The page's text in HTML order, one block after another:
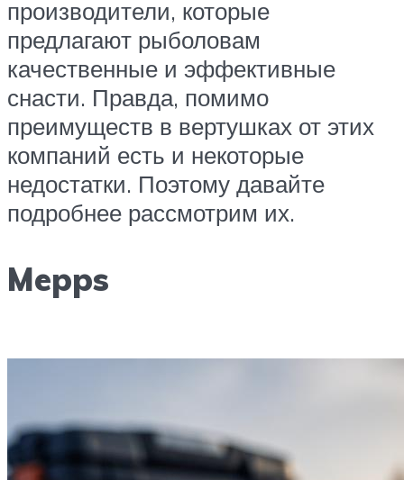
производители, которые
предлагают рыболовам
качественные и эффективные
снасти. Правда, помимо
преимуществ в вертушках от этих
компаний есть и некоторые
недостатки. Поэтому давайте
подробнее рассмотрим их.
Mepps